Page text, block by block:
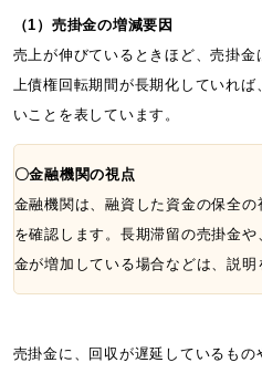
（1）売掛金の増減要因
売上が伸びているときほど、売掛
上債権回転期間が長期化していれ
いことを表しています。
〇金融機関の視点
金融機関は、融資した資金の保全
を確認します。長期滞留の売掛金
金が増加している場合などは、説明
売掛金に、回収が遅延しているも